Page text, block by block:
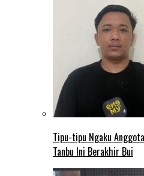
Tipu-tipu Ngaku
Tanbu Ini Berakhir Bui